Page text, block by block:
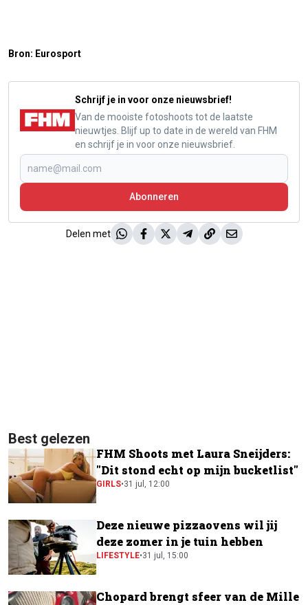
Bron: Eurosport
Schrijf je in voor onze nieuwsbrief!
Van de mooiste fotoshoots tot de laatste
nieuwtjes. Blijf up to date in de wereld van FHM
en schrijf je in voor onze nieuwsbrief.
Abonneren
Delen met
Best gelezen
FHM Shoots met Laura Sneijders:
"Dit stond echt op mijn bucketlist"
GIRLS•31 jul, 12:00
Deze nieuwe pizzaovens wil jij
deze zomer in je tuin hebben
LIFESTYLE•31 jul, 15:00
Chopard brengt sfeer van de Mille